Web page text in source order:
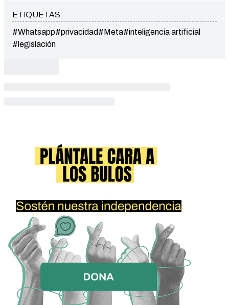
legalmente a todos los mensajes de chat grupal, a los
personales almacenados en los teléfonos. ¡Esto también
incluye chats 1 a 1! 👉 Para habilitar la privacidad avanzada
ETIQUETAS:
#Whatsapp#privacidad#Meta#inteligencia artificial
#legislación